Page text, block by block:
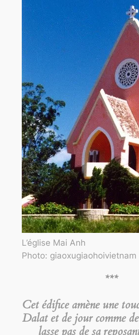
L’église Mai Anh
Photo: giaoxugiaohoivietnam
***
Cet édifice amène une
Dalat et de jour comme
lasse pas de sa